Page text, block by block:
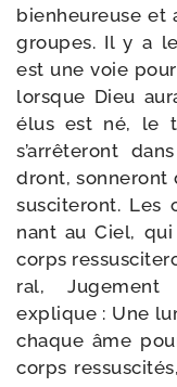
bien­heu­reuse et
groupes. Il y a
est une voie
lorsque Dieu
élus est né, le
s’arrêteront
dront,
sus­ci­te­ront.
nant au Ciel,
corps
ral,
explique : Une
chaque âme
corps